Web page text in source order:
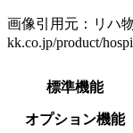
画像引用元：リハ
kk.co.jp/product/
標準機能
オプション機能